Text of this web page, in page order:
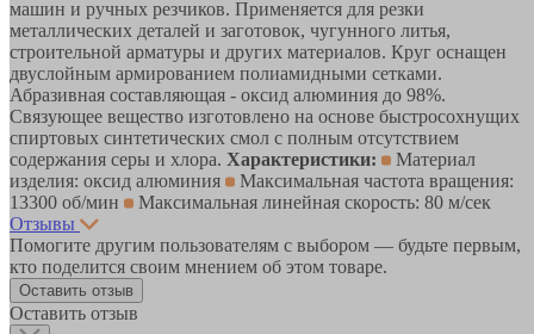
машин и ручных резчиков. Применяется для резки
металлических деталей и заготовок, чугунного литья,
строительной арматуры и других материалов. Круг оснащен
двуслойным армированием полиамидными сетками.
Абразивная составляющая - оксид алюминия до 98%.
Связующее вещество изготовлено на основе быстросохнущих
спиртовых синтетических смол с полным отсутствием
содержания серы и хлора. Характеристики:
Материал
изделия: оксид алюминия
Максимальная частота вращения:
13300 об/мин
Максимальная линейная скорость: 80 м/сек
Отзывы
Помогите другим пользователям с выбором — будьте первым,
кто поделится своим мнением об этом товаре.
Оставить отзыв
Оставить отзыв